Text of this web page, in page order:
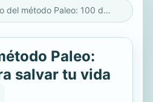
El libro del método Paleo: 100 días para salvar tu vida
Paleo:
salvar tu vida